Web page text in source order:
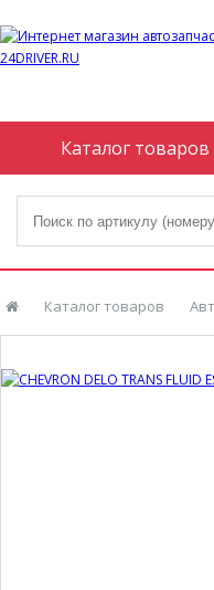
Каталог товаров
Каталог товаров